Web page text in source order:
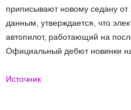
приписывают новому седану
данным, утверждается, что
автопилот, работающий на
Официальный дебют новинки
Источник